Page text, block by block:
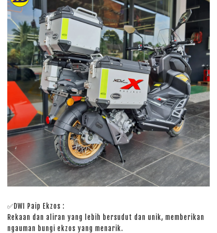
✅DWI Paip Ekzos :
Rekaan dan aliran yang lebih bersudut dan unik, memberikan
ngauman bungi ekzos yang menarik.